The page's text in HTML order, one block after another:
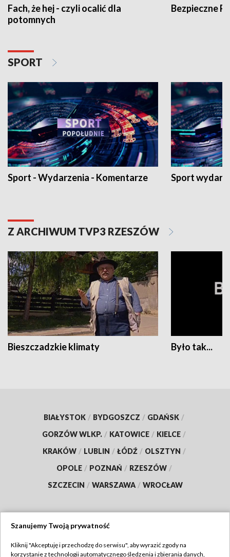
Fach, że hej - czyli ocalić dla
potomnych
Bezpieczne
SPORT
Sport - Wydarzenia - Komentarze Sport
Z ARCHIWUM TVP3 RZESZÓW
Bieszczadzkie klimaty Było tak...
BIAŁYSTOK / BYDGOSZCZ / GDAŃSK /
GORZÓW WLKP. / KATOWICE / KIELCE /
KRAKÓW / LUBLIN / ŁÓDŹ / OLSZTYN /
OPOLE / POZNAŃ / RZESZÓW /
SZCZECIN / WARSZAWA / WROCŁAW
Szanujemy Twoją prywatność
Kliknij "Akceptuję i przechodzę do serwisu", aby wyrazić zgody na
korzystanie z technologii automatycznego śledzenia i zbierania danych,